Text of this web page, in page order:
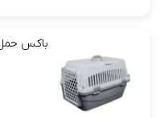
باکس حمل